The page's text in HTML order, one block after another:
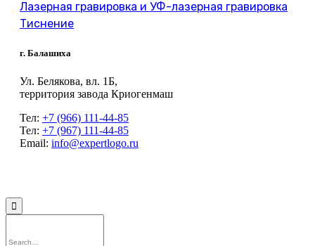
Лазерная гравировка и УФ-лазерная гравировка
Тиснение
г. Балашиха
Ул. Белякова, вл. 1Б,
территория завода Криогенмаш
Тел: +7 (966) 111-44-85
Тел: +7 (967) 111-44-85
Email: info@expertlogo.ru
